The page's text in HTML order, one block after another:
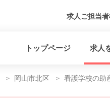
求人ご担当
トップページ 求人
岡山市北区 看護学校の助